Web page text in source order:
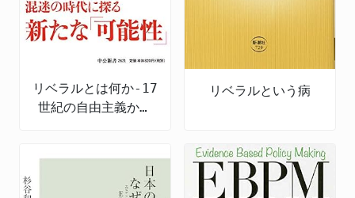
リベラルとは何か-17
世紀の自由主義から
リベラルという病